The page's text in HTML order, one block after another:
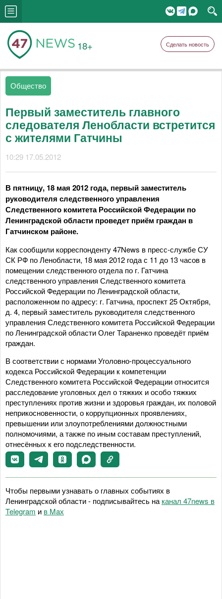
18+ Сделать новость
Общество
Первый заместитель главного
следователя Ленобласти встретится
с жителями Гатчины
10:29 17.05.2012
В пятницу, 18 мая 2012 года, первый заместитель
руководителя следственного управления
Следственного комитета Российской Федерации по
Ленинградской области проведет приём граждан в
Гатчинском районе.
Как сообщили корреспонденту 47News в пресс-службе СУ
СК РФ по Ленобласти, 18 мая 2012 года с 11 до 13 часов в
помещении следственного отдела по г. Гатчина
следственного управления Следственного комитета
Российской Федерации по Ленинградской области,
расположенном по адресу: г. Гатчина, проспект 25 Октября,
д. 4, первый заместитель руководителя следственного
управления Следственного комитета Российской Федерации
по Ленинградской области Олег Тараненко проведёт приём
граждан.
В соответствии с нормами Уголовно-процессуального
кодекса Российской Федерации к компетенции
Следственного комитета Российской Федерации относится
расследование уголовных дел о тяжких и особо тяжких
преступлениях против жизни и здоровья граждан, их половой
неприкосновенности, о коррупционных проявлениях,
превышении или злоупотреблениями должностными
полномочиями, а также по иным составам преступлений,
отнесённых к его подследственности.
Чтобы первыми узнавать о главных событиях в
Ленинградской области - подписывайтесь на канал 47news в
Telegram и в Maх